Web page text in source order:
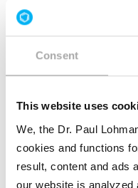
Consent
This website uses
We, the Dr. Paul
cookies and functions
result, content and ads
our website is analyzed